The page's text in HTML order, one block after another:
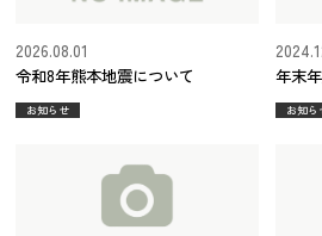
令和8年熊本地震について
2026.08.01
お知らせ
年末
お知ら